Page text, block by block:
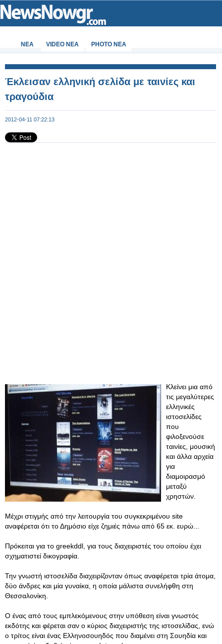
ΝΕΑ VIDEO NEA PHOTO NEA
Έκλεισαν ελληνική σελίδα με ταινίες και
τραγούδια
2012-04-11 07:22:13
Κλείνει μια από
τις μεγαλύτερες
ελληνικές
ιστοσελίδες
που
φιλοξενούσε
ταινίες, μουσική
και άλλα αρχεία
για
διαμοιρασμό
μεταξύ
χρηστών.
Μέχρι στιγμής από την λειτουργία του συγκεκριμένου site
αναφέρεται ότι το Δημόσιο είχε ζημιές πάνω από 65 εκ. ευρώ...
Πρόκειται για το greekddl, για τους διαχειριστές του οποίου έχει
σχηματιστεί δικογραφία.
Την γνωστή ιστοσελίδα διαχειρίζονταν όπως αναφέρεται τρία άτομα,
δύο άνδρες και μία γυναίκα, η οποία μάλιστα συνελήφθη στη
Θεσσαλονίκη.
Ο ένας από τους εμπλεκόμενους στην υπόθεση είναι γνωστός
εκδότης και φέρεται σαν ο κύριος διαχειριστής της ιστοσελίδας, ενώ
ο τρίτος είναι ένας Ελληνοσουηδός που διαμένει στη Σουηδία και